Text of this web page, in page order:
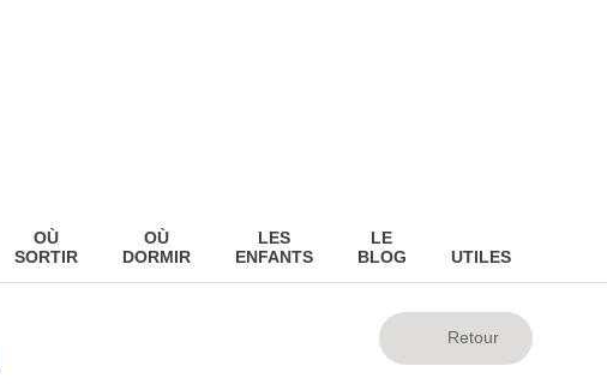
OÙ
SORTIR
OÙ
DORMIR
LES
ENFANTS
LE
BLOG
UTILES